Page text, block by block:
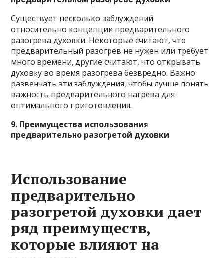
Существует несколько заблуждений
относительно концепции предварительного
разогрева духовки. Некоторые считают, что
предварительный разогрев не нужен или требует
много времени, другие считают, что открывать
духовку во время разогрева безвредно. Важно
развенчать эти заблуждения, чтобы лучше понять
важность предварительного нагрева для
оптимального приготовления.
9. Преимущества использования
предварительно разогретой духовки
Использование
предварительно
разогретой духовки дает
ряд преимуществ,
которые влияют на